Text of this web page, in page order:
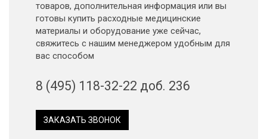
товаров, дополнительная информация или вы
готовы купить расходные медицинские
материалы и оборудование уже сейчас,
свяжитесь с нашим менеджером удобным для
вас способом
8 (495) 118-32-22 доб. 236
ЗАКАЗАТЬ ЗВОНОК